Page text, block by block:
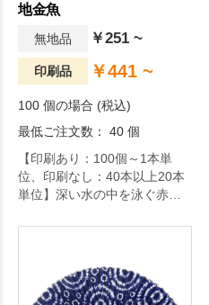
地金魚
無地品 ￥251 ~
印刷品 ￥441 ~
100 個の場合 (税込)
最低ご注文数： 40 個
【印刷あり：100個～1本単
位、印刷なし：40本以上20本
単位】深い水の中を泳ぐ赤い
しい扇子。白い線で描かれた
て、夏にふさわしい扇子で